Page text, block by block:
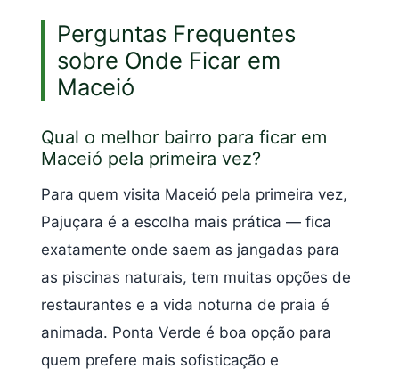
Perguntas Frequentes
sobre Onde Ficar em
Maceió
Qual o melhor bairro para ficar em
Maceió pela primeira vez?
Para quem visita Maceió pela primeira vez,
Pajuçara é a escolha mais prática — fica
exatamente onde saem as jangadas para
as piscinas naturais, tem muitas opções de
restaurantes e a vida noturna de praia é
animada. Ponta Verde é boa opção para
quem prefere mais sofisticação e